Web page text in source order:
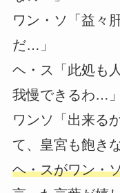
ワン・ソ「益々
だ…」
ヘ・ス「此処も
我慢できるわ…」
ワンソ「出来る
て、皇宮も飽き
ヘ・スがワン・